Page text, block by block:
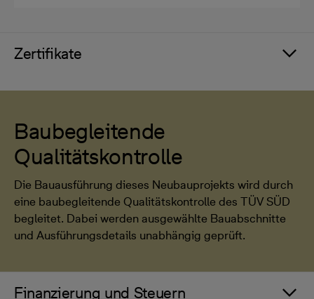
Zertifikate
Baubegleitende
Qualitätskontrolle
Die Bauausführung dieses Neubauprojekts wird durch
eine baubegleitende Qualitätskontrolle des TÜV SÜD
begleitet. Dabei werden ausgewählte Bauabschnitte
und Ausführungsdetails unabhängig geprüft.
Finanzierung und Steuern